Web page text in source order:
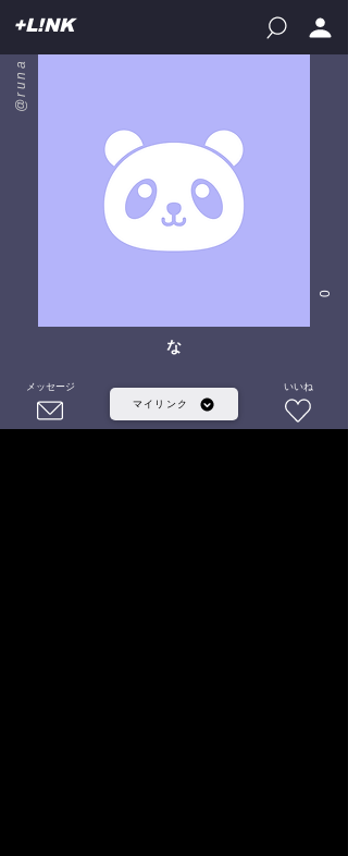
+L!NK
@runa
0
な
メッセージ
マイリンク
いいね